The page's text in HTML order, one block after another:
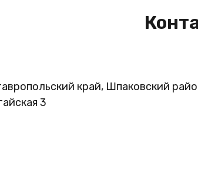
край, Шпаковский
3